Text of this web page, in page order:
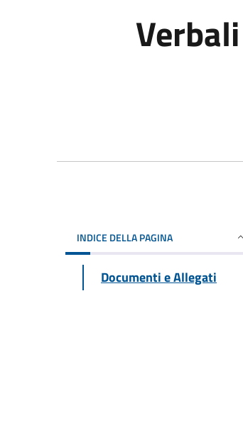
INDICE DELLA PAGINA
Documenti e Allegati